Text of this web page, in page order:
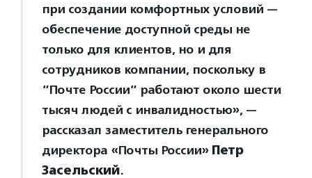
при создании комфортных условий —
обеспечение доступной среды не
только для клиентов, но и для
сотрудников компании, поскольку в
”Почте России” работают около шести
тысяч людей с инвалидностью», —
рассказал заместитель генерального
директора «Почты России» Петр
Засельский.